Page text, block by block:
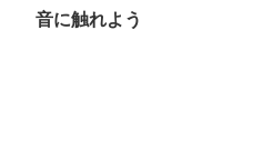
音に触れよう